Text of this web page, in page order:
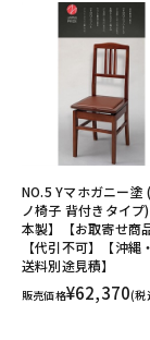
NO.5 Yマホガニー塗
ノ椅子 背付きタイプ
本製】【お取寄せ商品
【代引不可】【沖縄
送料別途見積】
販売価格¥62,370(税